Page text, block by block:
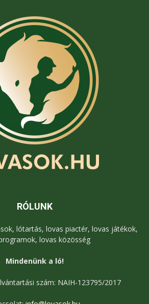
RÓLUNK
lótartás, lovas piactér, lovas játékok,
lovas közösség
Mindenünk a ló!
szám: NAIH-123795/2017